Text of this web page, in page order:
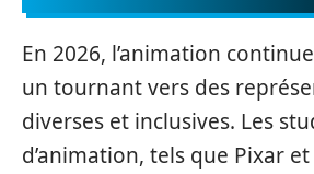
En 2026, l’animation
un tournant vers des
diverses et inclusives. Les
d’animation, tels que Pixar